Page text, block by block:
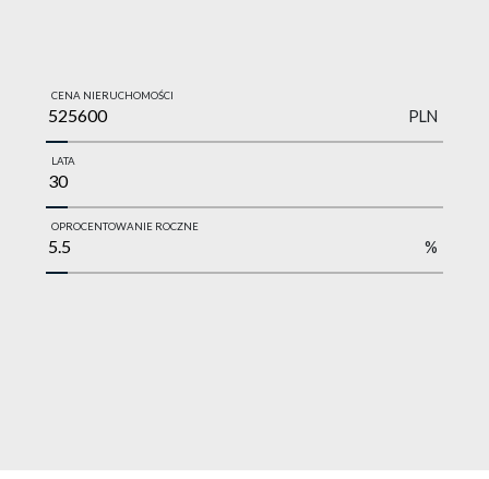
CENA NIERUCHOMOŚCI
PLN
LATA
OPROCENTOWANIE ROCZNE
%